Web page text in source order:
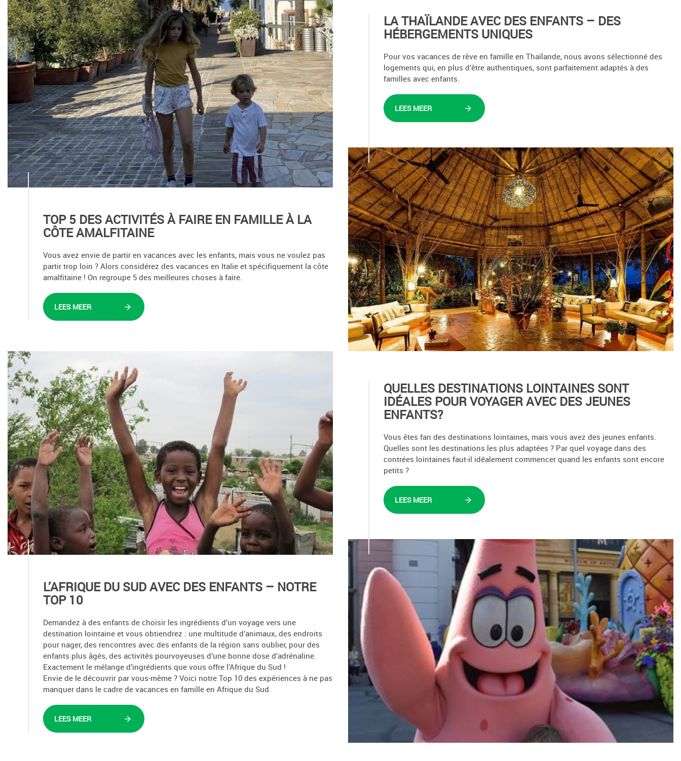
TOP 5 DES ACTIVITÉS À FAIRE EN FAMILLE À LA
CÔTE AMALFITAINE
Vous avez envie de partir en vacances avec les enfants, mais vous ne voulez pas
partir trop loin ? Alors considérez des vacances en Italie et spécifiquement la côte
amalfitaine ! On regroupe 5 des meilleures choses à faire.
LEES MEER
LA THAÏLANDE AVEC DES ENFANTS – DES
HÉBERGEMENTS UNIQUES
Pour vos vacances de rêve en famille en Thaïlande, nous avons sélectionné des
logements qui, en plus d’être authentiques, sont parfaitement adaptés à des
familles avec enfants.
LEES MEER
L’AFRIQUE DU SUD AVEC DES ENFANTS – NOTRE
TOP 10
Demandez à des enfants de choisir les ingrédients d’un voyage vers une
destination lointaine et vous obtiendrez : une multitude d’animaux, des endroits
pour nager, des rencontres avec des enfants de la région sans oublier, pour des
enfants plus âgés, des activités pourvoyeuses d’une bonne dose d’adrénaline.
Exactement le mélange d’ingrédients que vous offre l’Afrique du Sud !
Envie de le découvrir par vous-même ? Voici notre Top 10 des expériences à ne pas
manquer dans le cadre de vacances en famille en Afrique du Sud.
LEES MEER
QUELLES DESTINATIONS LOINTAINES SONT
IDÉALES POUR VOYAGER AVEC DES JEUNES
ENFANTS?
Vous êtes fan des destinations lointaines, mais vous avez des jeunes enfants.
Quelles sont les destinations les plus adaptées ? Par quel voyage dans des
contrées lointaines faut-il idéalement commencer quand les enfants sont encore
petits ?
LEES MEER